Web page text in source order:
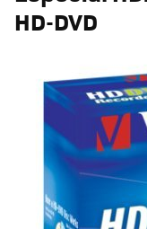
HD-DVD